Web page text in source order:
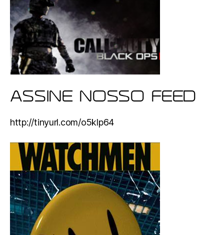
ASSINE NOSSO FEED
http://tinyurl.com/o5klp64